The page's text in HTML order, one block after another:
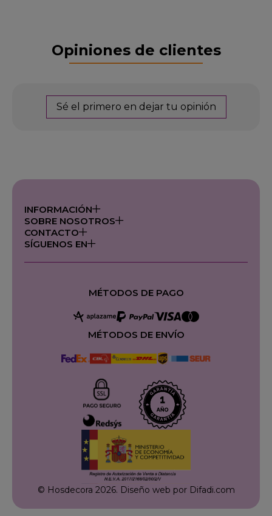
Opiniones de clientes
Sé el primero en dejar tu opinión
INFORMACIÓN
SOBRE NOSOTROS
CONTACTO
SÍGUENOS EN
MÉTODOS DE PAGO
MÉTODOS DE ENVÍO
© Hosdecora 2026. Diseño web por Difadi.com